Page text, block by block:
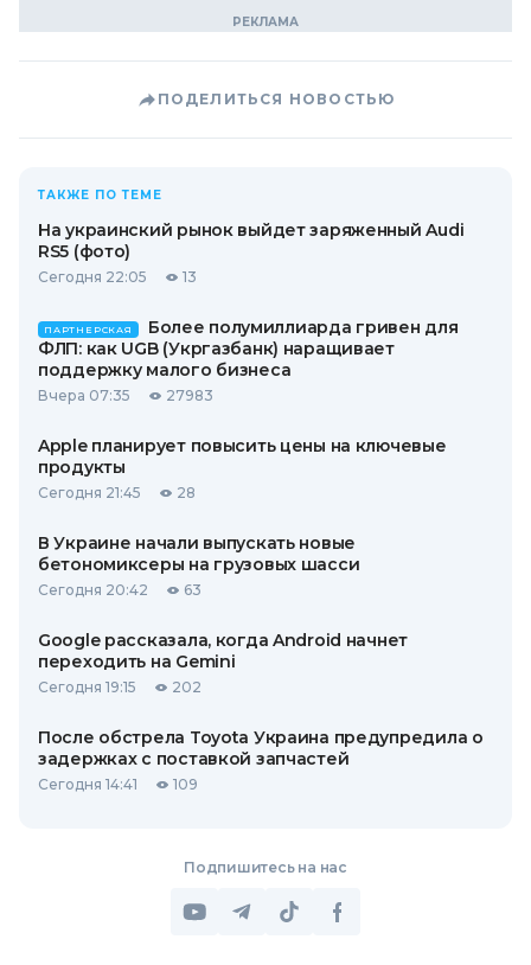
ПОДЕЛИТЬСЯ НОВОСТЬЮ
ТАКЖЕ ПО ТЕМЕ
На украинский рынок выйдет заряженный Audi
RS5 (фото)
Сегодня 22:05 13
ПАРТНЕРСКАЯ
Более полумиллиарда гривен для
ФЛП: как UGB (Укргазбанк) наращивает
поддержку малого бизнеса
Вчера 07:35 27983
Apple планирует повысить цены на ключевые
продукты
Сегодня 21:45 28
В Украине начали выпускать новые
бетономиксеры на грузовых шасси
Сегодня 20:42 63
Google рассказала, когда Android начнет
переходить на Gemini
Сегодня 19:15 202
После обстрела Toyota Украина предупредила о
задержках с поставкой запчастей
Сегодня 14:41 109
Подпишитесь на нас